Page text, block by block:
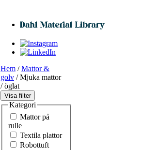
Hem /Mattor &
golv / Mjuka mattor
/ öglat
Visa filter
Kategori
Mattor på
rulle
Textila plattor
Robottuft